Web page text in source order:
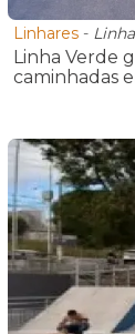
Linhares -
Linha Verde
caminhadas